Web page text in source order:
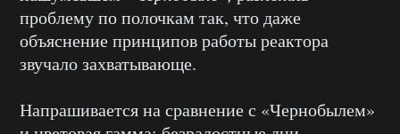
проблему по полочкам так, что даже
объяснение принципов работы реактора
звучало захватывающе.
Напрашивается на сравнение с «Чернобылем»